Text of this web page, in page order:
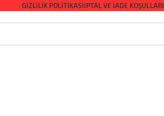
GIZLILIK POLITIKASIİPTAL VE İADE KOŞULLARI